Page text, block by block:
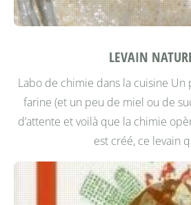
LEVAIN
Labo de chimie dans la cuisine Un
farine (et un peu de miel ou de
d’attente et voilà que la chimie
est créé, ce levain